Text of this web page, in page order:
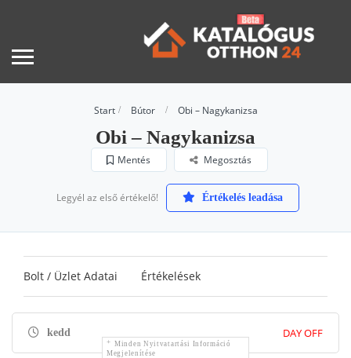
Start Bútor Obi – Nagykanizsa
Obi – Nagykanizsa
Mentés Megosztás
Legyél az első értékelő! Értékelés leadása
Bolt / Üzlet Adatai Értékelések
kedd DAY OFF
Minden Nyitvatartási Információ
Megjelenítése